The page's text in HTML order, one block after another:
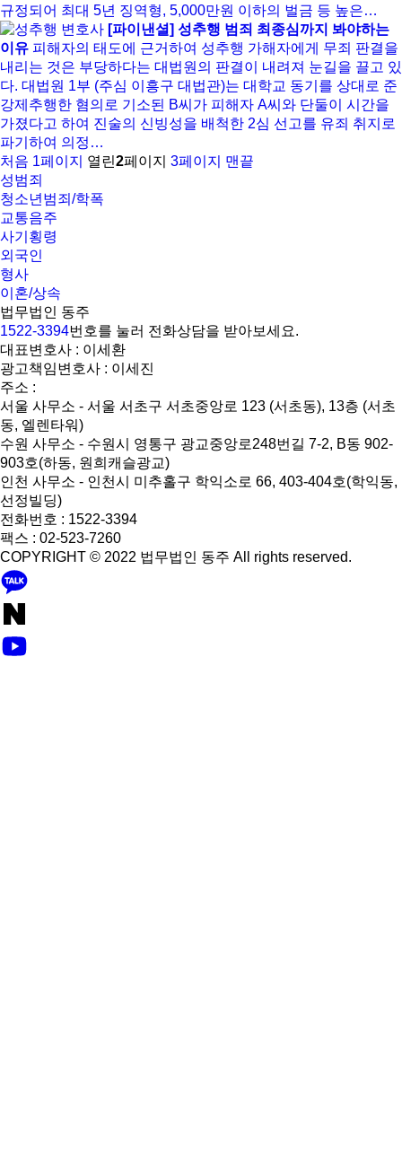
규정되어 최대 5년 징역형, 5,000만원 이하의 벌금 등 높은…
[파이낸셜] 성추행 범죄 최종심까지 봐야하는
이유 피해자의 태도에 근거하여 성추행 가해자에게 무죄 판결을
내리는 것은 부당하다는 대법원의 판결이 내려져 눈길을 끌고 있
다. 대법원 1부 (주심 이흥구 대법관)는 대학교 동기를 상대로 준
강제추행한 혐의로 기소된 B씨가 피해자 A씨와 단둘이 시간을
가졌다고 하여 진술의 신빙성을 배척한 2심 선고를 유죄 취지로
파기하여 의정…
처음 1페이지 열린2페이지 3페이지
맨끝
성범죄
청소년범죄/학폭
교통음주
사기횡령
외국인
형사
이혼/상속
법무법인 동주
1522-3394번호를 눌러 전화상담을 받아보세요.
대표변호사 : 이세환
광고책임변호사 : 이세진
주소 :
서울 사무소 - 서울 서초구 서초중앙로 123 (서초동), 13층 (서초
동, 엘렌타워)
수원 사무소 - 수원시 영통구 광교중앙로248번길 7-2, B동 902-
903호(하동, 원희캐슬광교)
인천 사무소 - 인천시 미추홀구 학익소로 66, 403-404호(학익동,
선정빌딩)
전화번호 : 1522-3394
팩스 : 02-523-7260
COPYRIGHT © 2022 법무법인 동주 All rights reserved.